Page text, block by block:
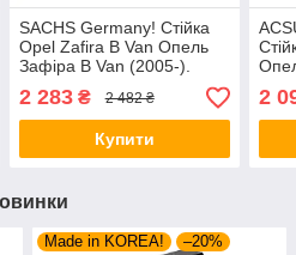
SACHS Germany! Стійка
Opel Zafira B Van Опель
Зафіра B Van (2005-).
Передня. Ліва. 313480 ,
339703
2 283₴ 2 482 ₴
Купити
2
Made in KOREA!
–20%